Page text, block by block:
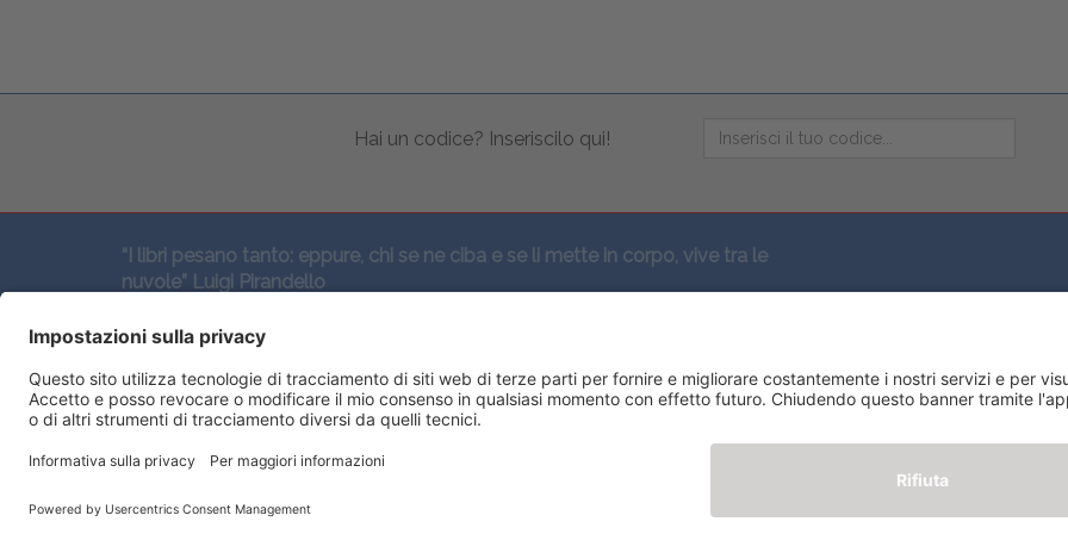
Hai un codice? Inseriscilo qui!
“I libri pesano tanto: eppure, chi se ne ciba e se li mette in corpo, vive tra le
nuvole” Luigi Pirandello
SEGUICI QUI: